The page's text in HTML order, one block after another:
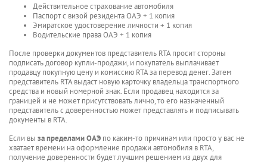
Действительное страхование автомобиля
Паспорт с визой резидента ОАЭ + 1 копия
Эмиратское удостоверение личности + 1 копия
Водительские права ОАЭ + 1 копия
После проверки документов представитель RTA просит стороны
подписать договор купли-продажи, и покупатель выплачивает
продавцу покупную цену и комиссию RTA за перевод денег. Затем
представитель RTA выдаст новую карточку владельца транспортного
средства и новый номерной знак. Если продавец находится за
границей и не может присутствовать лично, то его назначенный
представитель с доверенностью может представлять и подписывать
документы в RTA.
Если вы за пределами ОАЭ по каким-то причинам или просто у вас не
хватает времени на оформление продажи автомобиля в RTA,
получение доверенности будет лучшим решением из двух для